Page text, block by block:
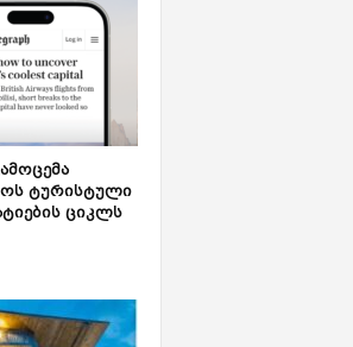
ტურისტული
ციკლს